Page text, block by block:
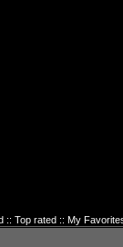
:: Top rated:: My